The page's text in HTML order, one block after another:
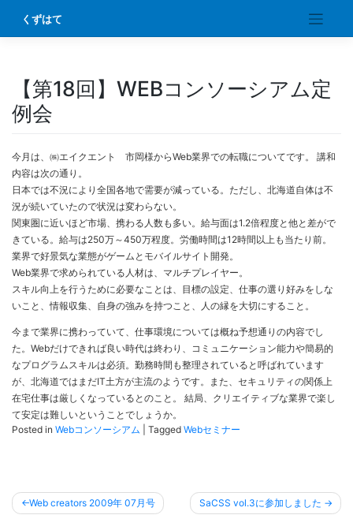
content
くずはて
【第18回】WEBコンソーシアム定
例会
今月は、㈱エイクエント 市岡様からWeb業界での転職についてです。 講和
内容は次の通り。
日本では不況により全国各地で需要が減っている。ただし、北海道自体は不
況が続いていたので状況は変わらない。
関東圏に近いほど市場、携わる人数も多い。給与面は1.2倍程度と他と差がで
きている。給与は250万～450万程度。労働時間は12時間以上も当たり前。
業界で好景気な業態がゲームとモバイルサイト開発。
Web業界で求められている人材は、マルチプレイヤー。
スキル向上を行うために必要なことは、目標の設定、仕事の選り好みをしな
いこと、情報収集、自身の強みを持つこと、人の縁を大切にすること。
今まで業界に携わっていて、仕事環境については概ね予想通りの内容でし
た。Webだけできれば良い時代は終わり、コミュニケーション能力や簡易的
なプログラムスキルは必須。勤務時間も整理されていると呼ばれています
が、北海道ではまだIT土方が主流のようです。また、セキュリティの関係上
在宅仕事は厳しくなっているとのこと。 結局、クリエイティブな業界で楽し
て安定は難しいということでしょうか。
Posted in Webコンソーシアム Tagged Webセミナー
投Web creators 2009年 07月号 SaCSS vol.3に参加しました